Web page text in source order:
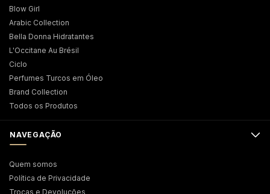
Blow Girl
Arabic Collection
Bella Donna Hidratantes
L'Occitane Au Brésil
Ciclo
Perfumes Turcos em Óleo
Brand Collection
Todos os Produtos
NAVEGAÇÃO
Quem somos
Política de Privacidade
Trocas e Devoluções